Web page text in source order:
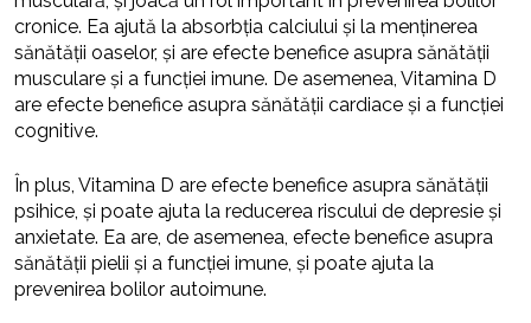
cronice. Ea ajută la absorbția calciului și la menținerea
sănătății oaselor, și are efecte benefice asupra sănătății
musculare și a funcției imune. De asemenea, Vitamina D
are efecte benefice asupra sănătății cardiace și a funcției
cognitive.
În plus, Vitamina D are efecte benefice asupra sănătății
psihice, și poate ajuta la reducerea riscului de depresie și
anxietate. Ea are, de asemenea, efecte benefice asupra
sănătății pielii și a funcției imune, și poate ajuta la
prevenirea bolilor autoimune.